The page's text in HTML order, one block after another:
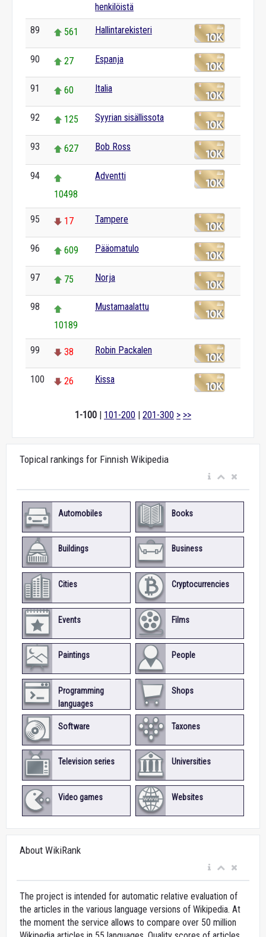
henkilöistä
89 561 Hallintarekisteri
90 27 Espanja
91 60 Italia
92 125 Syyrian sisällissota
93 627 Bob Ross
94
10498
Adventti
95 17 Tampere
96 609 Pääomatulo
97 75 Norja
98
10189
Mustamaalattu
99 38 Robin Packalen
100 26 Kissa
1-100 | 101-200 | 201-300 > >>
Topical rankings for Finnish Wikipedia
Automobiles Books
Buildings Business
Cities Cryptocurrencies
Events Films
Paintings People
Programming
languages
Shops
Software Taxones
Television series Universities
Video games Websites
About WikiRank
The project is intended for automatic relative evaluation of
the articles in the various language versions of Wikipedia. At
the moment the service allows to compare over 50 million